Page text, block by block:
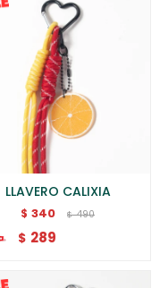
LLAVERO CALIXIA
$ 340 $ 490
$ 289